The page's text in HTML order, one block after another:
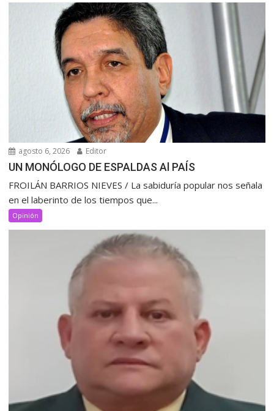
agosto 6, 2026 Editor
UN MONÓLOGO DE ESPALDAS Al PAÍS
FROILÁN BARRIOS NIEVES / La sabiduría popular nos señala
en el laberinto de los tiempos que...
Opinión